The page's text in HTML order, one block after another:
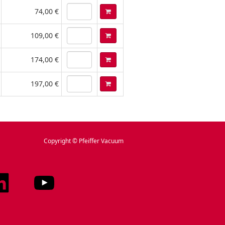
74,00 €
109,00 €
174,00 €
197,00 €
Copyright © Pfeiffer Vacuum